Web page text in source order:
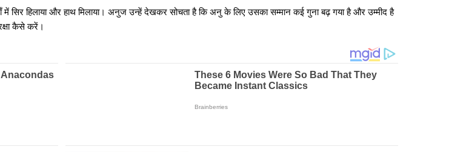
में सिर हिलाया और हाथ मिलाया। अनुज उन्हें देखकर सोचता है कि अनु के लिए उसका सम्मान कई गुना बढ़ गया है और उम्मीद है
कैसे करें।